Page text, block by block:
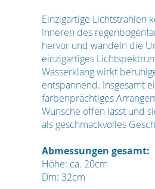
Einzigartige Lichtstrahlen
Inneren des
hervor und wandeln die
einzigartiges
Wasserklang wirkt
entspannend. Insgesamt
farbenprächtiges
Wünsche offen lässt und
als geschmackvolles
Abmessungen gesamt:
Höhe: ca. 20cm
Dm: 32cm